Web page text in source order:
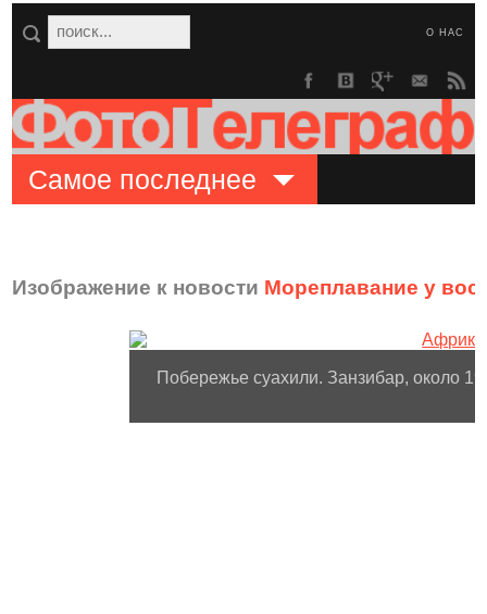
О НАС
Самое последнее
Изображение к новости Мореплавание у
Побережье суахили. Занзибар, около